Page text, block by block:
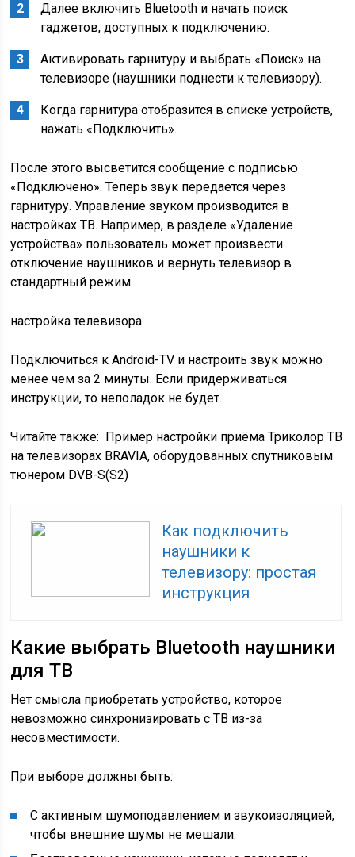
Далее включить Bluetooth и начать поиск
гаджетов, доступных к подключению.
Активировать гарнитуру и выбрать «Поиск» на
телевизоре (наушники поднести к телевизору).
Когда гарнитура отобразится в списке устройств,
нажать «Подключить».
После этого высветится сообщение с подписью
«Подключено». Теперь звук передается через
гарнитуру. Управление звуком производится в
настройках ТВ. Например, в разделе «Удаление
устройства» пользователь может произвести
отключение наушников и вернуть телевизор в
стандартный режим.
настройка телевизора
Подключиться к Android-TV и настроить звук можно
менее чем за 2 минуты. Если придерживаться
инструкции, то неполадок не будет.
Читайте также: Пример настройки приёма Триколор ТВ
на телевизорах BRAVIA, оборудованных спутниковым
тюнером DVB-S(S2)
Как подключить
наушники к
телевизору: простая
инструкция
Какие выбрать Bluetooth наушники
для ТВ
Нет смысла приобретать устройство, которое
невозможно синхронизировать с ТВ из-за
несовместимости.
При выборе должны быть:
С активным шумоподавлением и звукоизоляцией,
чтобы внешние шумы не мешали.